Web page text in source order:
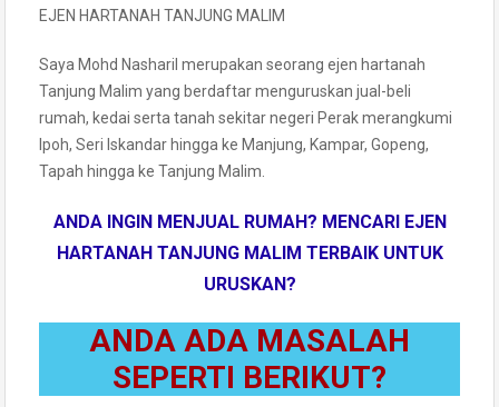
EJEN HARTANAH TANJUNG MALIM
Saya Mohd Nasharil merupakan seorang ejen hartanah
Tanjung Malim yang berdaftar menguruskan jual-beli
rumah, kedai serta tanah sekitar negeri Perak merangkumi
Ipoh, Seri Iskandar hingga ke Manjung, Kampar, Gopeng,
Tapah hingga ke Tanjung Malim.
ANDA INGIN MENJUAL RUMAH? MENCARI EJEN
HARTANAH TANJUNG MALIM TERBAIK UNTUK
URUSKAN?
ANDA ADA MASALAH
SEPERTI BERIKUT?